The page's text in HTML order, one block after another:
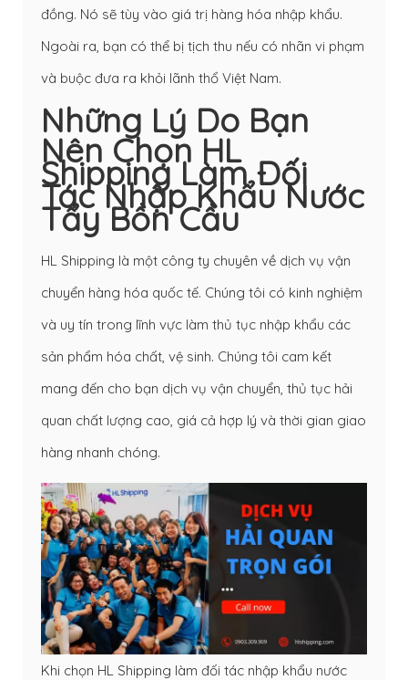
đồng. Nó sẽ tùy vào giá trị hàng hóa nhập khẩu.
Ngoài ra, bạn có thể bị tịch thu nếu có nhãn vi phạm
và buộc đưa ra khỏi lãnh thổ Việt Nam.
Những Lý Do Bạn
Nên Chọn HL
Shipping Làm Đối
Tác Nhập Khẩu Nước
Tẩy Bồn Cầu
HL Shipping là một công ty chuyên về dịch vụ vận
chuyển hàng hóa quốc tế. Chúng tôi có kinh nghiệm
và uy tín trong lĩnh vực làm thủ tục nhập khẩu các
sản phẩm hóa chất, vệ sinh. Chúng tôi cam kết
mang đến cho bạn dịch vụ vận chuyển, thủ tục hải
quan chất lượng cao, giá cả hợp lý và thời gian giao
hàng nhanh chóng.
Khi chọn HL Shipping làm đối tác nhập khẩu nước